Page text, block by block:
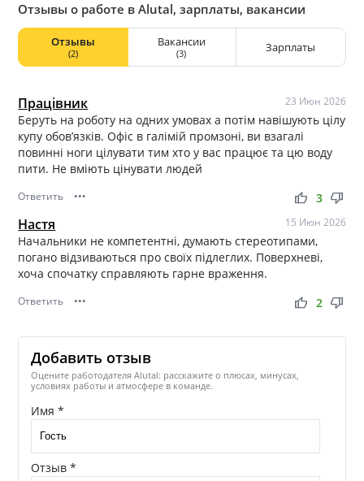
для підрядника важливо: матеріал у наявності, чіткі
терміни та документи.
З 2025 року Алютал додав в свій портфель пропозицій
HPL-панелі Peli турецького виробництва.
Отзывы о работе в Alutal, зарплаты, вакансии
Отзывы
(2)
Вакансии
(3) Зарплаты
Працівник 23 Июн 2026
Беруть на роботу на одних умовах а потім навішують цілу
купу обов’язків. Офіс в галімій промзоні, ви взагалі
повинні ноги цілувати тим хто у вас працює та цю воду
пити. Не вміють цінувати людей
Ответить ••• thumb_up thumb_down
3
Настя 15 Июн 2026
Начальники не компетентні, думають стереотипами,
погано відзиваються про своїх підлеглих. Поверхневі,
хоча спочатку справляють гарне враження.
Ответить ••• thumb_up thumb_down
2
Добавить отзыв
Оцените работодателя Alutal: расскажите о плюсах, минусах,
условиях работы и атмосфере в команде.
Имя *
Отзыв *